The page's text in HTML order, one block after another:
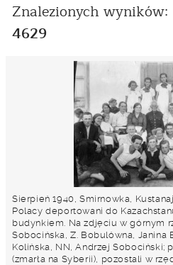
Znalezionych wyników:
4629
Sierpień 1940, Smirnowka,
Polacy deportowani do
budynkiem. Na zdjęciu w górnym
Sobocińska, Z. Bobulówna, Janina
Kolińska, NN, Andrzej Sobociński;
(zmarła na Syberii), pozostali w